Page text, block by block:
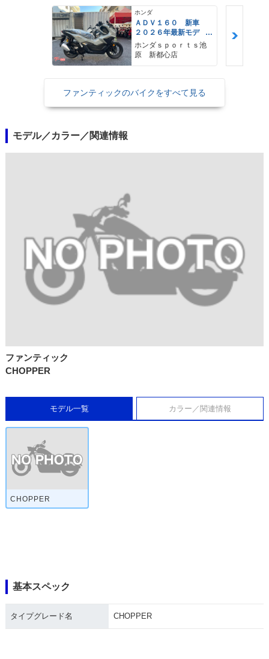
ホンダ
ＡＤＶ１６０ 新車
２０２６年最新モデ
ル パールスモーキー
グレー スマートキ
ー ２９Ｌメットイ
ホンダｓｐｏｒｔｓ池
原 新都心店
ファンティックのバイクをすべて見る
モデル／カラー／関連情報
ファンティック
CHOPPER
モデル一覧 カラー／関連情報
CHOPPER
基本スペック
タイプグレード名 CHOPPER